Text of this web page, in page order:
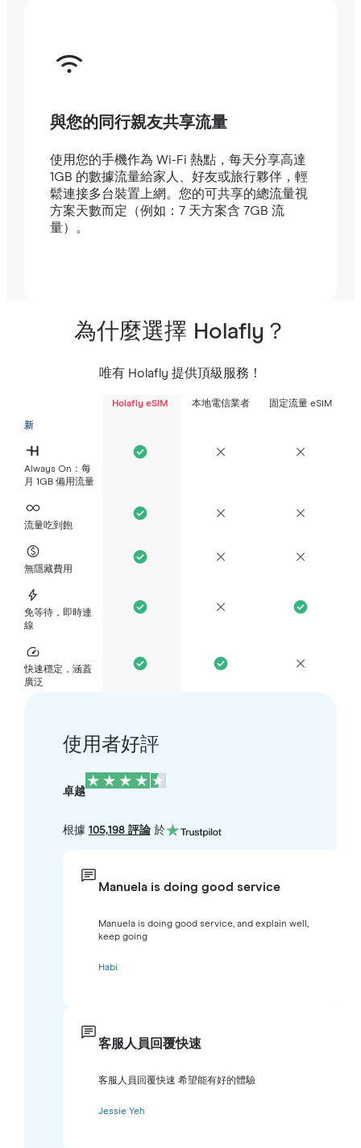
與您的同行親友共享流量
使用您的手機作為 Wi-Fi 熱點，每天分享高達
1GB 的數據流量給家人、好友或旅行夥伴，輕
鬆連接多台裝置上網。您的可共享的總流量視
方案天數而定（例如：7 天方案含 7GB 流
量）。
為什麼選擇 Holafly？
唯有 Holafly 提供頂級服務！
Holafly eSIM 本地電信業者 固定流量 eSIM
新
Always On：每
月 1GB 備用流量
流量吃到飽
無隱藏費用
免等待，即時連
線
快速穩定，涵蓋
廣泛
使用者好評
卓越
根據 105,198 評論於
Manuela is doing good service
Manuela is doing good service, and explain well,
keep going
Habi
客服人員回覆快速
客服人員回覆快速 希望能有好的體驗
Jessie Yeh